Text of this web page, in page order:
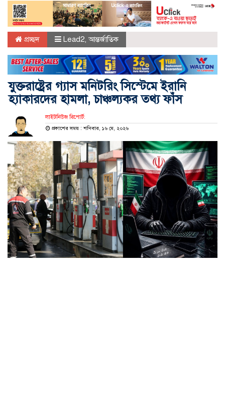
প্রচ্ছদ Lead2, আন্তর্জাতিক
যুক্তরাষ্ট্রের গ্যাস মনিটরিং সিস্টেমে ইরানি
হ্যাকারদের হামলা, চাঞ্চল্যকর তথ্য ফাঁস
লাইটনিউজ রিপোর্ট:
প্রকাশের সময় : শনিবার, ১৬ মে, ২০২৬